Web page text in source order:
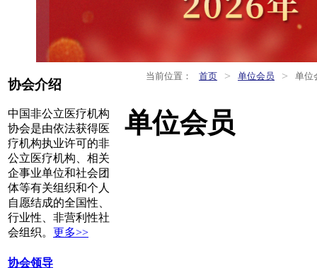
协会介绍
中国非公立医疗机构
协会是由依法获得医
疗机构执业许可的非
公立医疗机构、相关
企事业单位和社会团
体等有关组织和个人
自愿结成的全国性、
行业性、非营利性社
会组织。 更多>>
协会领导
当前位置： 首页 > 单位会员 > 单位
单位会员